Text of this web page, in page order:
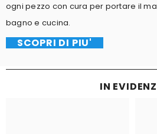
ogni pezzo con cura per portare il
bagno e cucina.
SCOPRI DI PIU'
IN